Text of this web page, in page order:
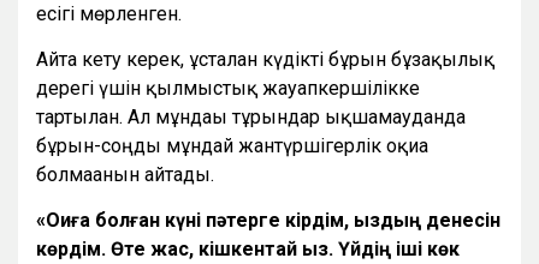
есігі мөрленген.
Айта кету керек, ұсталған күдікті бұрын бұзақылық
дерегі үшін қылмыстық жауапкершілікке
тартылған. Ал мұндағы тұрғындар ықшамауданда
бұрын-соңды мұндай жантүршігерлік оқиға
болмағанын айтады.
«Оқиға болған күні пәтерге кірдім, қыздың денесін
көрдім. Өте жас, кішкентай қыз. Үйдің іші көк